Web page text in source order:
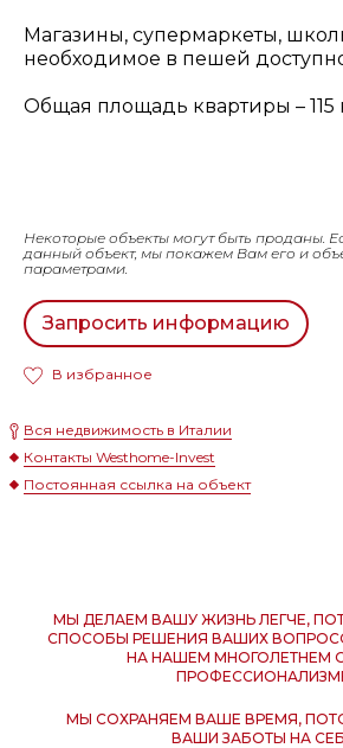
Магазины, супермаркеты,
необходимое в пешей
Общая площадь квартиры – 115
Некоторые объекты могут быть проданы.
данный объект, мы покажем Вам его и
параметрами.
Запросить информацию
В избранное
Вся недвижимость в Италии
Контакты Westhome-Invest
Постоянная ссылка на объект
МЫ ДЕЛАЕМ ВАШУ ЖИЗНЬ ЛЕГЧЕ,
СПОСОБЫ РЕШЕНИЯ ВАШИХ
НА НАШЕМ МНОГОЛЕТНЕМ
МЫ СОХРАНЯЕМ ВАШЕ ВРЕМЯ,
ВАШИ ЗАБОТЫ НА